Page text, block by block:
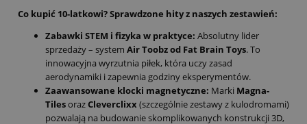
Co kupić 10-latkowi? Sprawdzone hity z naszych zestawień:
Zabawki STEM i fizyka w praktyce: Absolutny lider
sprzedaży – system Air Toobz od Fat Brain Toys. To
innowacyjna wyrzutnia piłek, która uczy zasad
aerodynamiki i zapewnia godziny eksperymentów.
Zaawansowane klocki magnetyczne: Marki Magna-
TilesorazCleverclixx (szczególnie zestawy z kulodromami)
pozwalają na budowanie skomplikowanych konstrukcji 3D,